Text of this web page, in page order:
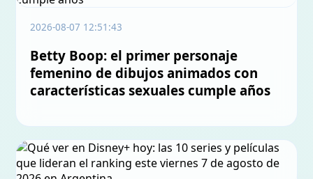
2026-08-07 12:51:43
Betty Boop: el primer personaje
femenino de dibujos animados con
características sexuales cumple años